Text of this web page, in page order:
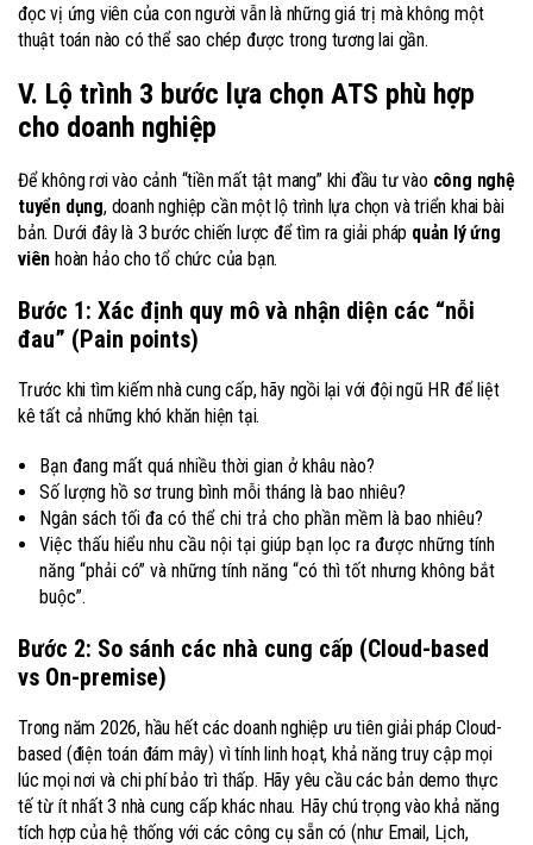
đọc vị ứng viên của con người vẫn là những giá trị mà không một
thuật toán nào có thể sao chép được trong tương lai gần.
V. Lộ trình 3 bước lựa chọn ATS phù hợp
cho doanh nghiệp
Để không rơi vào cảnh “tiền mất tật mang” khi đầu tư vào công nghệ
tuyển dụng, doanh nghiệp cần một lộ trình lựa chọn và triển khai bài
bản. Dưới đây là 3 bước chiến lược để tìm ra giải pháp quản lý ứng
viên hoàn hảo cho tổ chức của bạn.
Bước 1: Xác định quy mô và nhận diện các “nỗi
đau” (Pain points)
Trước khi tìm kiếm nhà cung cấp, hãy ngồi lại với đội ngũ HR để liệt
kê tất cả những khó khăn hiện tại.
Bạn đang mất quá nhiều thời gian ở khâu nào?
Số lượng hồ sơ trung bình mỗi tháng là bao nhiêu?
Ngân sách tối đa có thể chi trả cho phần mềm là bao nhiêu?
Việc thấu hiểu nhu cầu nội tại giúp bạn lọc ra được những tính
năng “phải có” và những tính năng “có thì tốt nhưng không bắt
buộc”.
Bước 2: So sánh các nhà cung cấp (Cloud-based
vs On-premise)
Trong năm 2026, hầu hết các doanh nghiệp ưu tiên giải pháp Cloud-
based (điện toán đám mây) vì tính linh hoạt, khả năng truy cập mọi
lúc mọi nơi và chi phí bảo trì thấp. Hãy yêu cầu các bản demo thực
tế từ ít nhất 3 nhà cung cấp khác nhau. Hãy chú trọng vào khả năng
tích hợp của hệ thống với các công cụ sẵn có (như Email, Lịch,